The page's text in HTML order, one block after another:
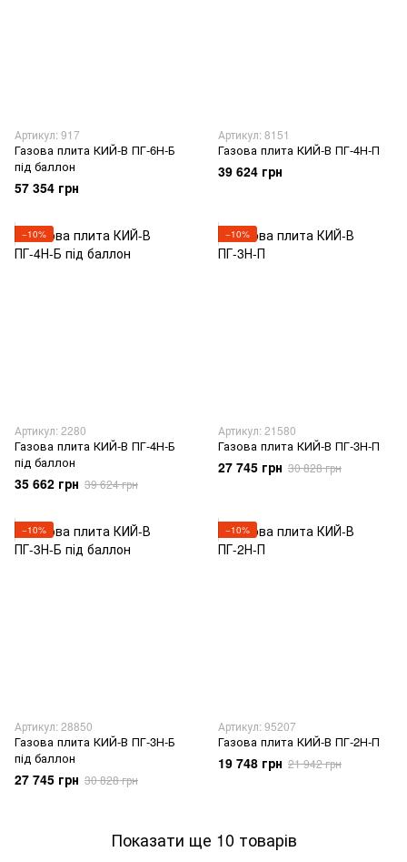
Артикул: 917
Газова плита КИЙ-В ПГ-6Н-Б
під баллон
57 354 грн
Артикул: 8151
Газова плита КИЙ-В ПГ-4Н-П
39 624 грн
−10%
Артикул: 2280
Газова плита КИЙ-В ПГ-4Н-Б
під баллон
35 662 грн 39 624 грн
−10%
Артикул: 21580
Газова плита КИЙ-В ПГ-3Н-П
27 745 грн 30 828 грн
−10%
Артикул: 28850
Газова плита КИЙ-В ПГ-3Н-Б
під баллон
27 745 грн 30 828 грн
−10%
Артикул: 95207
Газова плита КИЙ-В ПГ-2Н-П
19 748 грн 21 942 грн
Показати ще 10 товарів